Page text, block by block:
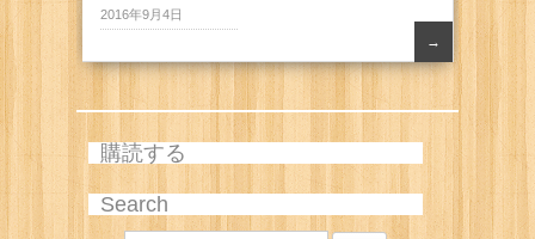
2016年9月4日
→
購読する
Search